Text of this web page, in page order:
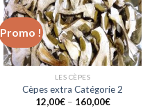
Promo !
LES CÈPES
Cèpes extra Catégorie 2
12,00€– 160,00€